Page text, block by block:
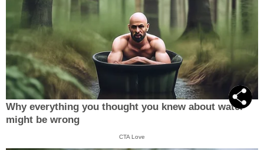
Why everything you thought you knew about water
might be wrong
CTA Love